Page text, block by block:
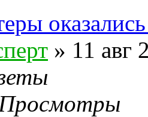
» 11 авг